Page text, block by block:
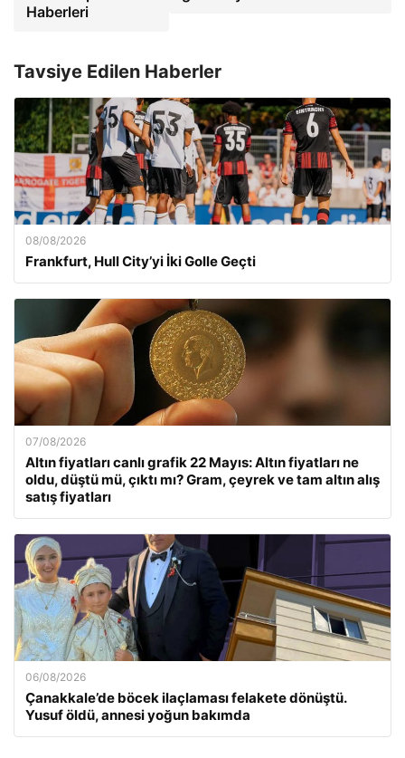
Haberleri
Tavsiye Edilen Haberler
08/08/2026
Frankfurt, Hull City’yi İki Golle Geçti
07/08/2026
Altın fiyatları canlı grafik 22 Mayıs: Altın fiyatları ne
oldu, düştü mü, çıktı mı? Gram, çeyrek ve tam altın alış
satış fiyatları
06/08/2026
Çanakkale’de böcek ilaçlaması felakete dönüştü.
Yusuf öldü, annesi yoğun bakımda